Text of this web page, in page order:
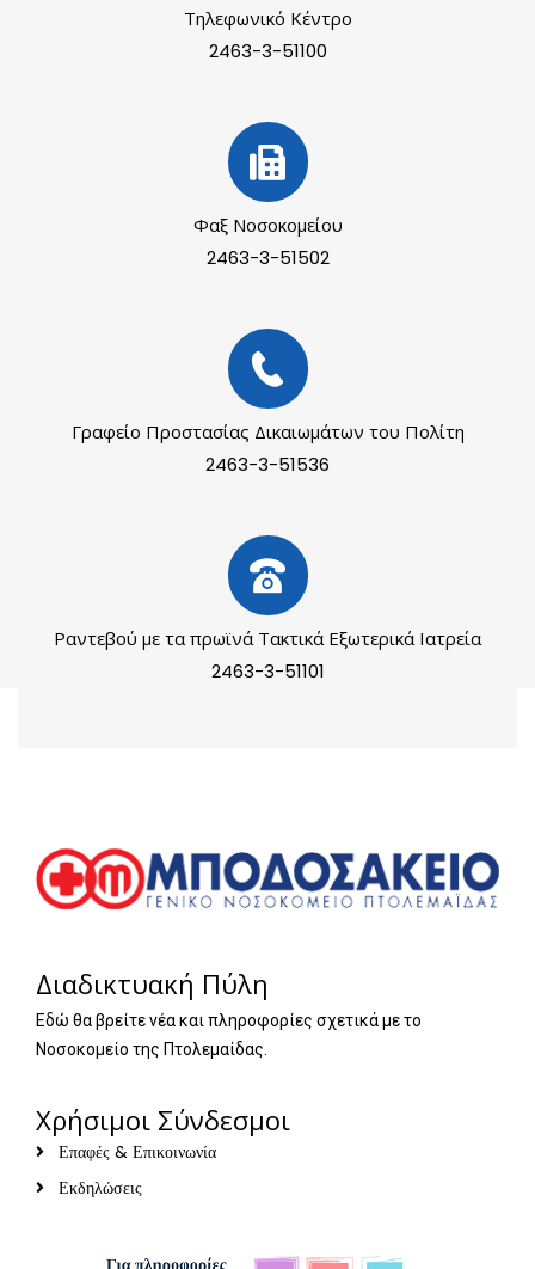
Τηλεφωνικό Κέντρο
2463-3-51100
Φαξ Νοσοκομείου
2463-3-51502
Γραφείο Προστασίας Δικαιωμάτων του Πολίτη
2463-3-51536
Ραντεβού με τα πρωϊνά Τακτικά Εξωτερικά Ιατρεία
2463-3-51101
Διαδικτυακή Πύλη
Εδώ θα βρείτε νέα και πληροφορίες σχετικά με το
Νοσοκομείο της Πτολεμαίδας.
Χρήσιμοι Σύνδεσμοι
Επαφές & Επικοινωνία
Εκδηλώσεις